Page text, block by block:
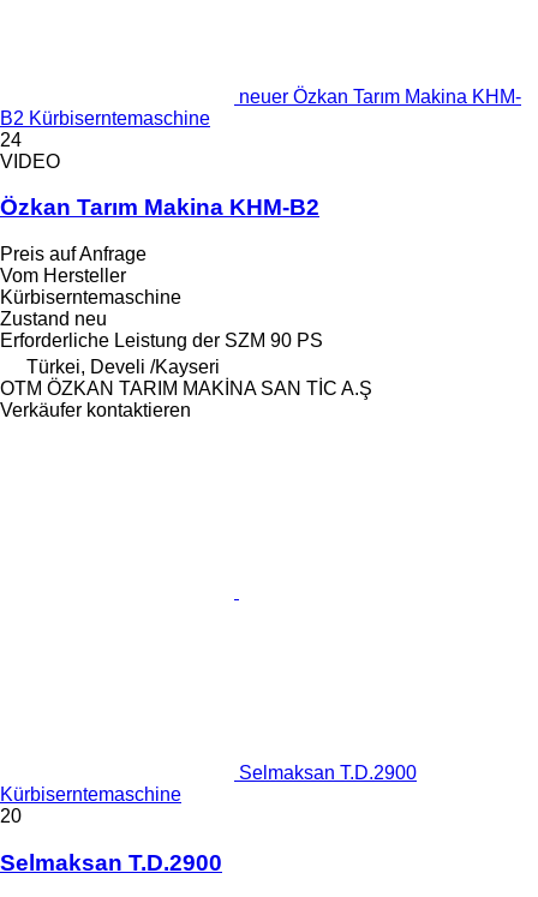
neuer Özkan Tarım Makina KHM-
B2 Kürbiserntemaschine
24
VIDEO
Özkan Tarım Makina KHM-B2
Preis auf Anfrage
Vom Hersteller
Kürbiserntemaschine
Zustand neu
Erforderliche Leistung der SZM 90 PS
Türkei, Develi /Kayseri
OTM ÖZKAN TARIM MAKİNA SAN TİC A.Ş
Verkäufer kontaktieren
Selmaksan T.D.2900
Kürbiserntemaschine
20
Selmaksan T.D.2900